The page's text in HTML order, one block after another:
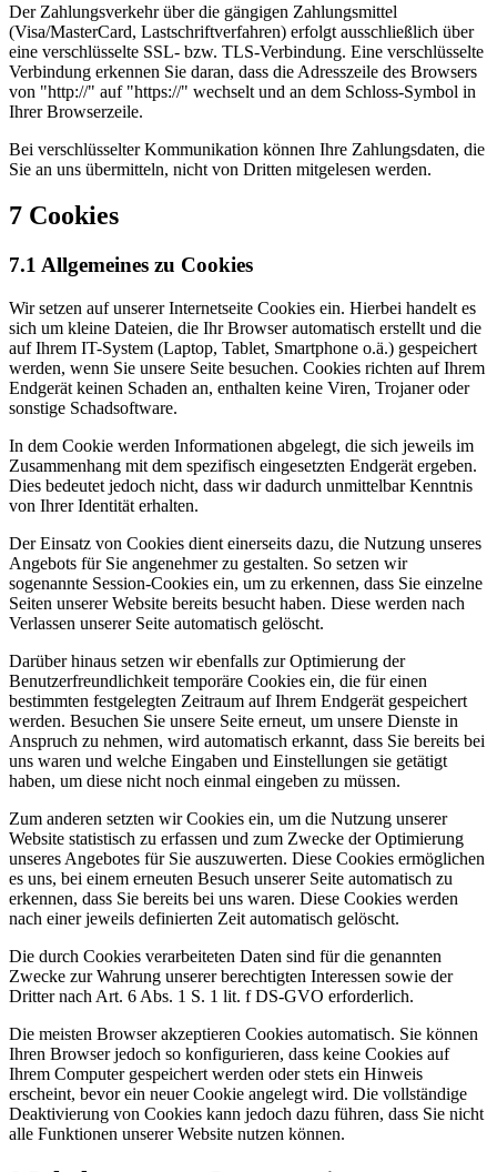
Der Zahlungsverkehr über die gängigen Zahlungsmittel
(Visa/MasterCard, Lastschriftverfahren) erfolgt ausschließlich über
eine verschlüsselte SSL- bzw. TLS-Verbindung. Eine verschlüsselte
Verbindung erkennen Sie daran, dass die Adresszeile des Browsers
von "http://" auf "https://" wechselt und an dem Schloss-Symbol in
Ihrer Browserzeile.
Bei verschlüsselter Kommunikation können Ihre Zahlungsdaten, die
Sie an uns übermitteln, nicht von Dritten mitgelesen werden.
7 Cookies
7.1 Allgemeines zu Cookies
Wir setzen auf unserer Internetseite Cookies ein. Hierbei handelt es
sich um kleine Dateien, die Ihr Browser automatisch erstellt und die
auf Ihrem IT-System (Laptop, Tablet, Smartphone o.ä.) gespeichert
werden, wenn Sie unsere Seite besuchen. Cookies richten auf Ihrem
Endgerät keinen Schaden an, enthalten keine Viren, Trojaner oder
sonstige Schadsoftware.
In dem Cookie werden Informationen abgelegt, die sich jeweils im
Zusammenhang mit dem spezifisch eingesetzten Endgerät ergeben.
Dies bedeutet jedoch nicht, dass wir dadurch unmittelbar Kenntnis
von Ihrer Identität erhalten.
Der Einsatz von Cookies dient einerseits dazu, die Nutzung unseres
Angebots für Sie angenehmer zu gestalten. So setzen wir
sogenannte Session-Cookies ein, um zu erkennen, dass Sie einzelne
Seiten unserer Website bereits besucht haben. Diese werden nach
Verlassen unserer Seite automatisch gelöscht.
Darüber hinaus setzen wir ebenfalls zur Optimierung der
Benutzerfreundlichkeit temporäre Cookies ein, die für einen
bestimmten festgelegten Zeitraum auf Ihrem Endgerät gespeichert
werden. Besuchen Sie unsere Seite erneut, um unsere Dienste in
Anspruch zu nehmen, wird automatisch erkannt, dass Sie bereits bei
uns waren und welche Eingaben und Einstellungen sie getätigt
haben, um diese nicht noch einmal eingeben zu müssen.
Zum anderen setzten wir Cookies ein, um die Nutzung unserer
Website statistisch zu erfassen und zum Zwecke der Optimierung
unseres Angebotes für Sie auszuwerten. Diese Cookies ermöglichen
es uns, bei einem erneuten Besuch unserer Seite automatisch zu
erkennen, dass Sie bereits bei uns waren. Diese Cookies werden
nach einer jeweils definierten Zeit automatisch gelöscht.
Die durch Cookies verarbeiteten Daten sind für die genannten
Zwecke zur Wahrung unserer berechtigten Interessen sowie der
Dritter nach Art. 6 Abs. 1 S. 1 lit. f DS-GVO erforderlich.
Die meisten Browser akzeptieren Cookies automatisch. Sie können
Ihren Browser jedoch so konfigurieren, dass keine Cookies auf
Ihrem Computer gespeichert werden oder stets ein Hinweis
erscheint, bevor ein neuer Cookie angelegt wird. Die vollständige
Deaktivierung von Cookies kann jedoch dazu führen, dass Sie nicht
alle Funktionen unserer Website nutzen können.